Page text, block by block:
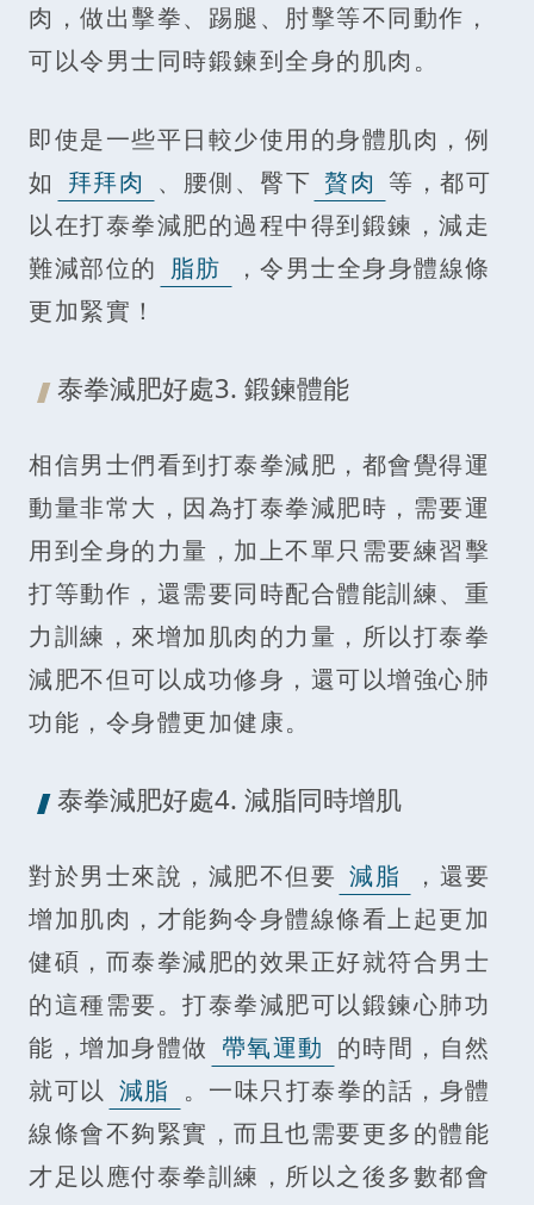
肉，做出擊拳、踢腿、肘擊等不同動作，
可以令男士同時鍛鍊到全身的肌肉。
即使是一些平日較少使用的身體肌肉，例
如 拜拜肉 、腰側、臀下 贅肉 等，都可
以在打泰拳減肥的過程中得到鍛鍊，減走
難減部位的 脂肪
，令男士全身身體線條
更加緊實！
泰拳減肥好處3. 鍛鍊體能
相信男士們看到打泰拳減肥，都會覺得運
動量非常大，因為打泰拳減肥時，需要運
用到全身的力量，加上不單只需要練習擊
打等動作，還需要同時配合體能訓練、重
力訓練，來增加肌肉的力量，所以打泰拳
減肥不但可以成功修身，還可以增強心肺
功能，令身體更加健康。
泰拳減肥好處4. 減脂同時增肌
對於男士來說，減肥不但要 減脂
，還要
增加肌肉，才能夠令身體線條看上起更加
健碩，而泰拳減肥的效果正好就符合男士
的這種需要。打泰拳減肥可以鍛鍊心肺功
能，增加身體做 帶氧運動 的時間，自然
就可以 減脂 。一味只打泰拳的話，身體
線條會不夠緊實，而且也需要更多的體能
才足以應付泰拳訓練，所以之後多數都會